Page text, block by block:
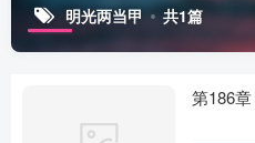
明光两当甲 共1篇